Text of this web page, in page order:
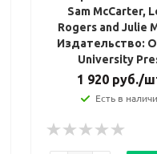
Sam McCarter,
Rogers and Julie
Издательство:
University
1 920 руб./
Есть в